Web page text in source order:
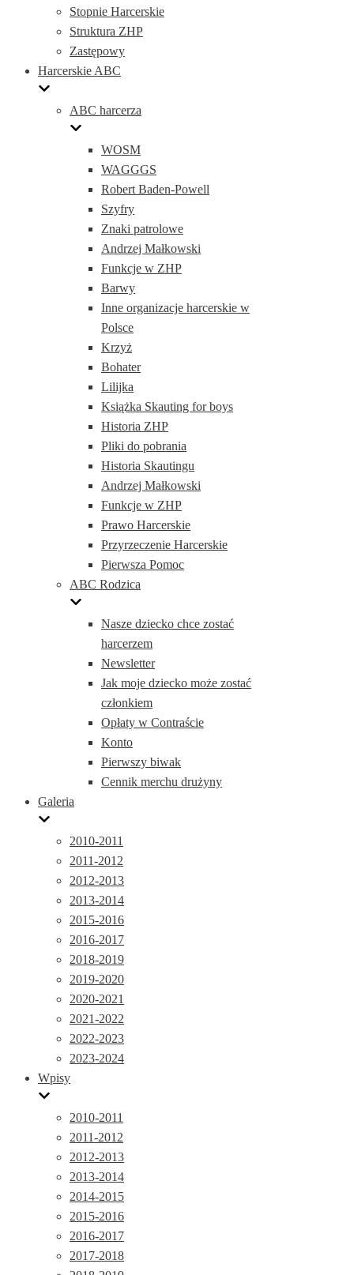
Stopnie Harcerskie
Struktura ZHP
Zastępowy
Harcerskie ABC
ABC harcerza
WOSM
WAGGGS
Robert Baden-Powell
Szyfry
Znaki patrolowe
Andrzej Małkowski
Funkcje w ZHP
Barwy
Inne organizacje harcerskie w
Polsce
Krzyż
Bohater
Lilijka
Książka Skauting for boys
Historia ZHP
Pliki do pobrania
Historia Skautingu
Andrzej Małkowski
Funkcje w ZHP
Prawo Harcerskie
Przyrzeczenie Harcerskie
Pierwsza Pomoc
ABC Rodzica
Nasze dziecko chce zostać
harcerzem
Newsletter
Jak moje dziecko może zostać
członkiem
Opłaty w Contraście
Konto
Pierwszy biwak
Cennik merchu drużyny
Galeria
2010-2011
2011-2012
2012-2013
2013-2014
2015-2016
2016-2017
2018-2019
2019-2020
2020-2021
2021-2022
2022-2023
2023-2024
Wpisy
2010-2011
2011-2012
2012-2013
2013-2014
2014-2015
2015-2016
2016-2017
2017-2018